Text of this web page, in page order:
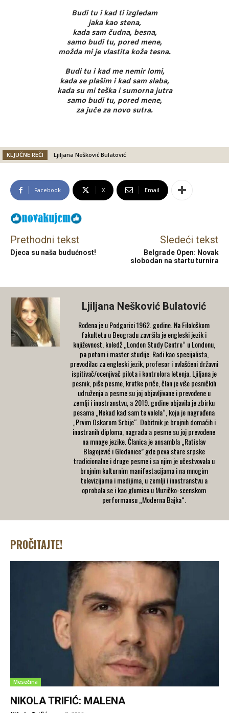
Budi tu i kad ti izgledam
jaka kao stena,
kada sam čudna, besna,
samo budi tu, pored mene,
možda mi je vlastita koža tesna.
Budi tu i kad me nemir lomi,
kada se plašim i kad sam slaba,
kada su mi teška i sumorna jutra
samo budi tu, pored mene,
za juče za novo sutra.
KLJUČNE REČI Ljiljana Nešković Bulatović
Facebook X Email
Prethodni tekst
Djeca su naša budućnost!
Sledeći tekst
Belgrade Open: Novak
slobodan na startu turnira
Ljiljana Nešković Bulatović
Rođena je u Podgorici 1962. godine. Na Filološkom
fakultetu u Beogradu završila je engleski jezik i
književnost, koledž „London Study Centre“ u Londonu,
pa potom i master studije. Radi kao specijalista,
prevodilac za engleski jezik, profesor i ovlašćeni državni
ispitivač/ocenjivač pilota i kontrolora letenja. Ljiljana je
pesnik, piše pesme, kratke priče, član je više pesničkih
udruženja a pesme su joj objavljivane i prevođene u
zemlji i inostranstvu, a 2019. godine objavila je zbirku
pesama „Nekad kad sam te volela“, koja je nagrađena
„Prvim Oskarom Srbije“. Dobitnik je brojnih domaćih i
inostranih diploma, nagrada a pesme su joj prevođene
na mnoge jezike. Članica je ansambla „Ratislav
Blagojević i Gledanice” gde peva stare srpske
tradicionalne i druge pesme i sa njim je učestvovala u
brojnim kulturnim manifestacijama i na mnogim
televizijama i medijima, u zemlji i inostranstvu a
oprobala se i kao glumica u Muzičko-scenskom
performansu „Moderna Bajka“.
PROČITAJTE!
Mesečina
NIKOLA TRIFIĆ: MALENA